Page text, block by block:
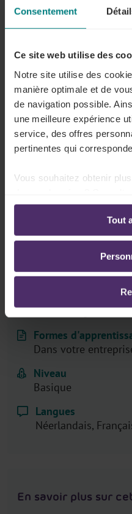
Consentement
Ce site web utilise des
Notre site utilise des
manière optimale et de
de navigation possible.
une meilleure expérience
service, des offres
pertinentes qui
Vous souhaitez obtenir
ligne:
Politique de
d’utilisation des cookies
Tout
Étape 4 : Session de
ou en ligne
Session de suivi pour
peaufiner les détails.
Prérequis
formation
Aucune connaissance
requise pour suivre cette
A propos de cette
Offre sur demande
RH, Manager
Formes
Dans votre
Niveau
Basique
Langues
Néerlandais,
En savoir plus sur